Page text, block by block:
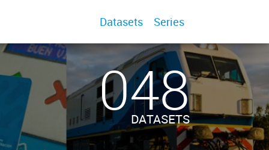
Datasets Series
048
DATASETS